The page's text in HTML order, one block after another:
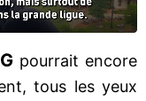
pourrait encore
tous les yeux